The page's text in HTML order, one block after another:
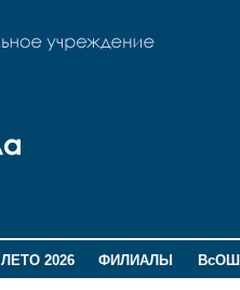
ЛЕТО 2026 ФИЛИАЛЫ ВсОШ